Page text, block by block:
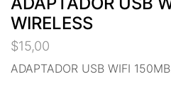
panel
WIRELESS
$15,00
ADAPTADOR USB WIFI